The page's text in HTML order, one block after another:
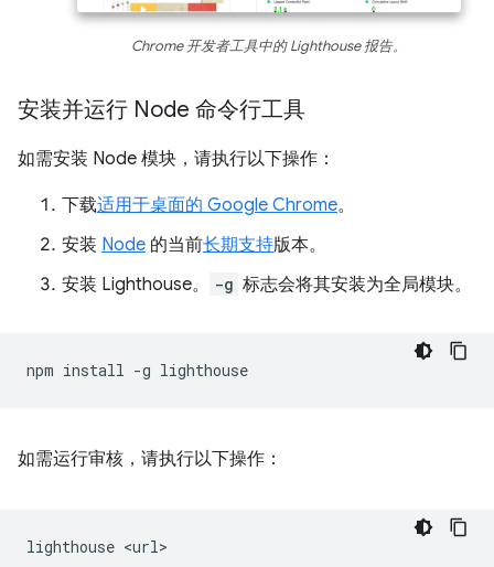
Chrome 开发者工具中的 Lighthouse 报告。
安装并运行 Node 命令行工具
如需安装 Node 模块，请执行以下操作：
下载适用于桌面的 Google Chrome。
安装 Node 的当前长期支持版本。
安装 Lighthouse。
-g 标志会将其安装为全局模块。
npm install -g
如需运行审核，请执行以下操作：
lighthouse